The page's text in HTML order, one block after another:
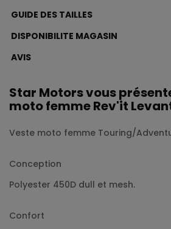
GUIDE DES TAILLES
DISPONIBILITE MAGASIN
AVIS
Star Motors vous
moto femme Rev'it
Veste moto femme Touring/
Conception
Polyester 450D dull et mesh.
Confort